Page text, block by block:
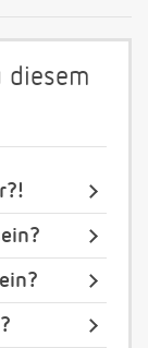
diesem